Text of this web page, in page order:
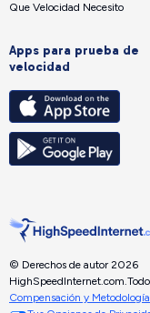
Que Velocidad Necesito
Apps para prueba de
velocidad
© Derechos de autor 2026
HighSpeedInternet.com.
Compensación y Metodología